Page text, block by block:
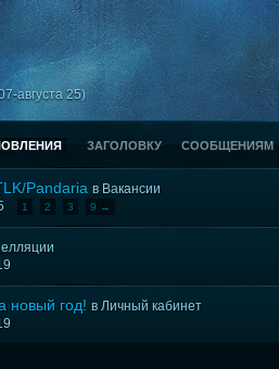
августа 25)
ЗАГОЛОВКУ СООБЩЕНИЯМ
Pandaria в Вакансии
1 2 3 9 →
новый год! в Личный кабинет